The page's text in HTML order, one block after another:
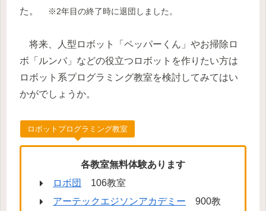
た。
※2年目の終了時に退団しました。
将来、人型ロボット「ペッパーくん」やお掃除ロ
ボ「ルンバ」などの役立つロボットを作りたい方は
ロボット系プログラミング教室を検討してみてはい
かがでしょうか。
ロボットプログラミング教室
各教室無料体験あります
ロボ団
106教室
アーテックエジソンアカデミー 900教